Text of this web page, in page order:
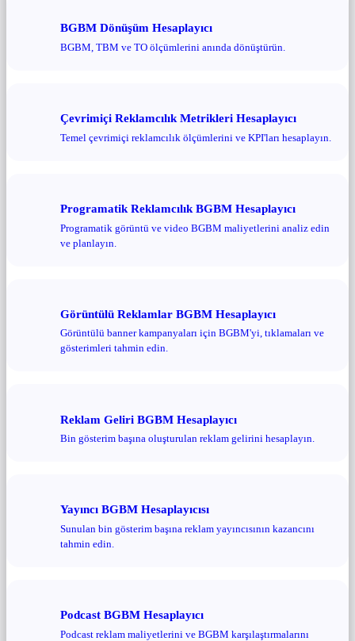
BGBM Dönüşüm Hesaplayıcı
BGBM, TBM ve TO ölçümlerini anında dönüştürün.
Çevrimiçi Reklamcılık Metrikleri Hesaplayıcı
Temel çevrimiçi reklamcılık ölçümlerini ve KPI'ları hesaplayın.
Programatik Reklamcılık BGBM Hesaplayıcı
Programatik görüntü ve video BGBM maliyetlerini analiz edin
ve planlayın.
Görüntülü Reklamlar BGBM Hesaplayıcı
Görüntülü banner kampanyaları için BGBM'yi, tıklamaları ve
gösterimleri tahmin edin.
Reklam Geliri BGBM Hesaplayıcı
Bin gösterim başına oluşturulan reklam gelirini hesaplayın.
Yayıncı BGBM Hesaplayıcısı
Sunulan bin gösterim başına reklam yayıncısının kazancını
tahmin edin.
Podcast BGBM Hesaplayıcı
Podcast reklam maliyetlerini ve BGBM karşılaştırmalarını